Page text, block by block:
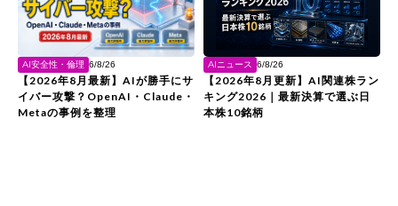
AI安全性・倫理 6/8/26
【2026年8月最新】AIが勝手にサ
イバー攻撃？OpenAI・Claude・
Metaの事例を整理
AIニュース 6/8/26
【2026年8月更新】AI関連株ラン
キング2026｜最新決算で選ぶ日
本株10銘柄